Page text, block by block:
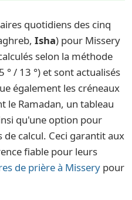
quotidiens des cinq
Isha) pour Missery
selon la méthode
° / 13 °) et sont actualisés
également les créneaux
le Ramadan, un tableau
qu'une option pour
calcul. Ceci garantit aux
fiable pour leurs
de prière à Missery pour